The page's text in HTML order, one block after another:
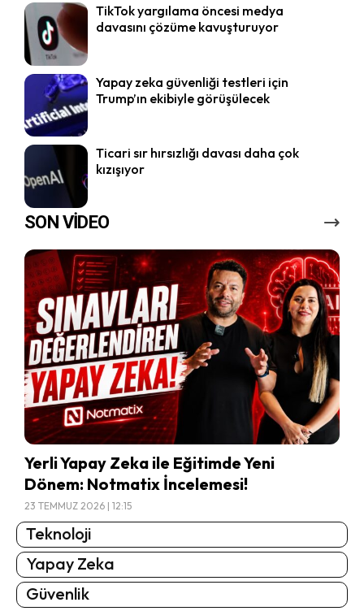
TikTok yargılama öncesi medya
davasını çözüme kavuşturuyor
Yapay zeka güvenliği testleri için
Trump’ın ekibiyle görüşülecek
Ticari sır hırsızlığı davası daha çok
kızışıyor
SON VİDEO
Yerli Yapay Zeka ile Eğitimde Yeni
Dönem: Notmatix İncelemesi!
23 TEMMUZ 2026 | 12:15
Teknoloji
Yapay Zeka
Güvenlik